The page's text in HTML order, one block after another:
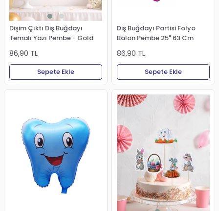
Dişim Çıktı Diş Buğdayı
Temalı Yazı Pembe - Gold
86,90 TL
Sepete Ekle
Diş Buğdayı Partisi Folyo
Balon Pembe 25" 63 Cm
86,90 TL
Sepete Ekle